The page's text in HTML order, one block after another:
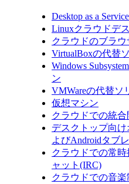
Desktop as a
Linuxクラウドデ
クラウドのブラウ
VirtualBoxの代替
Windows
ン
VMWareの代替ソ
仮想マシン
クラウドでの統
デスクトップ向
よびAndroidタブ
クラウドでの常
ャット(IRC)
クラウドでの音楽